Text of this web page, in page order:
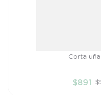
Corta
$891 $